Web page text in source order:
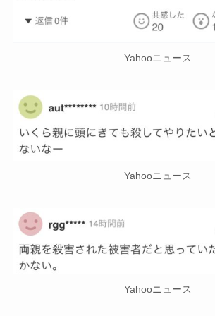
Yahooニュース
Yahooニュース
Yahooニュース